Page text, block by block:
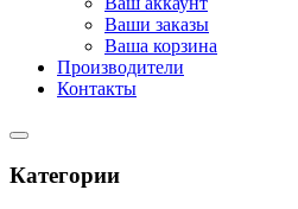
Ваши заказы
Ваша корзина
Производители
Контакты
Категории